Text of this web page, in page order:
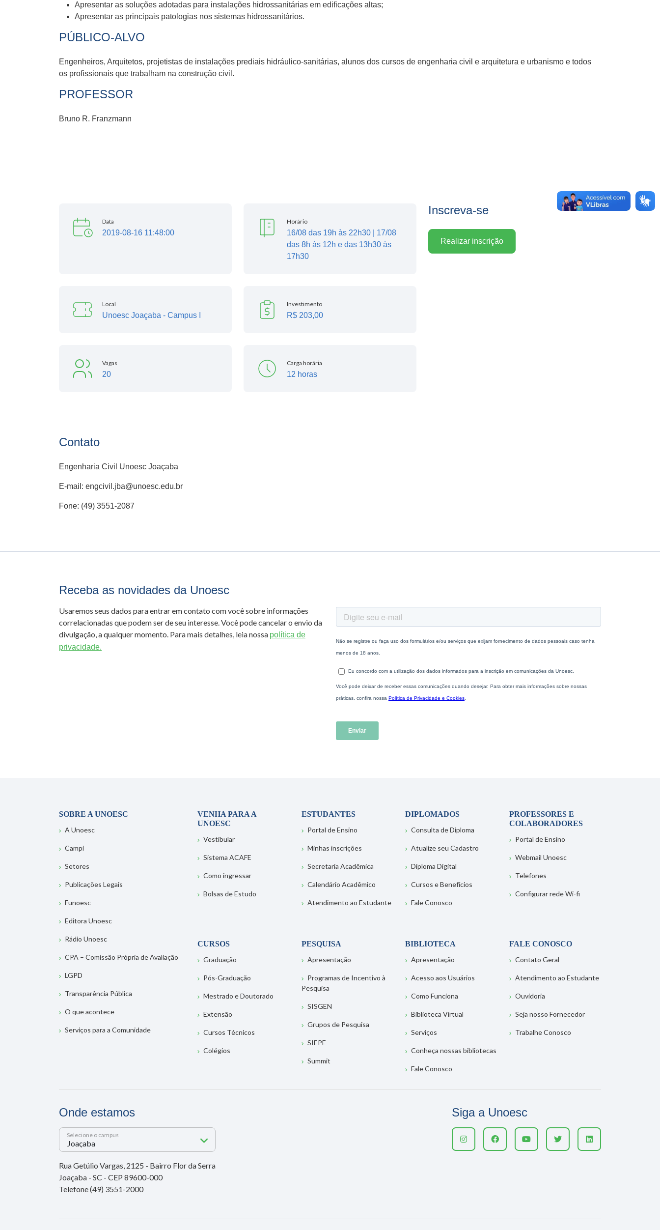
Apresentar as soluções adotadas para instalações hidrossanitárias em edificações altas;
Apresentar as principais patologias nos sistemas hidrossanitários.
PÚBLICO-ALVO
Engenheiros, Arquitetos, projetistas de instalações prediais hidráulico-sanitárias, alunos dos cursos de engenharia civil e arquitetura e urbanismo e todos
os profissionais que trabalham na construção civil.
PROFESSOR
Bruno R. Franzmann
Data
2019-08-16 11:48:00
Horário
16/08 das 19h às 22h30 | 17/08
das 8h às 12h e das 13h30 às
17h30
Local
Unoesc Joaçaba - Campus I
Investimento
R$ 203,00
Vagas
20
Carga horária
12 horas
Inscreva-se
Realizar inscrição
Contato
Engenharia Civil Unoesc Joaçaba
E-mail: engcivil.jba@unoesc.edu.br
Fone: (49) 3551-2087
Receba as novidades da Unoesc
Usaremos seus dados para entrar em contato com você sobre informações
correlacionadas que podem ser de seu interesse. Você pode cancelar o envio da
divulgação, a qualquer momento. Para mais detalhes, leia nossa política de
privacidade.
SOBRE A UNOESC
A Unoesc
Campi
Setores
Publicações Legais
Funoesc
Editora Unoesc
Rádio Unoesc
CPA – Comissão Própria de Avaliação
LGPD
Transparência Pública
O que acontece
Serviços para a Comunidade
VENHA PARA A
UNOESC
Vestibular
Sistema ACAFE
Como ingressar
Bolsas de Estudo
ESTUDANTES
Portal de Ensino
Minhas inscrições
Secretaria Acadêmica
Calendário Acadêmico
Atendimento ao Estudante
DIPLOMADOS
Consulta de Diploma
Atualize seu Cadastro
Diploma Digital
Cursos e Benefícios
Fale Conosco
PROFESSORES E
COLABORADORES
Portal de Ensino
Webmail Unoesc
Telefones
Configurar rede Wi-fi
CURSOS
Graduação
Pós-Graduação
Mestrado e Doutorado
Extensão
Cursos Técnicos
Colégios
PESQUISA
Apresentação
Programas de Incentivo à
Pesquisa
SISGEN
Grupos de Pesquisa
SIEPE
Summit
BIBLIOTECA
Apresentação
Acesso aos Usuários
Como Funciona
Biblioteca Virtual
Serviços
Conheça nossas bibliotecas
Fale Conosco
FALE CONOSCO
Contato Geral
Atendimento ao Estudante
Ouvidoria
Seja nosso Fornecedor
Trabalhe Conosco
Onde estamos
Selecione o campus
Rua Getúlio Vargas, 2125 - Bairro Flor da Serra
Joaçaba - SC - CEP 89600-000
Telefone (49) 3551-2000
Siga a Unoesc